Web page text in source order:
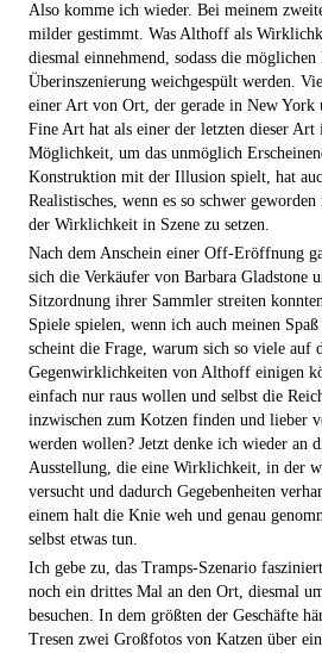
Also komme ich wieder. Bei meinem
milder gestimmt. Was Althoff als
diesmal einnehmend, sodass die
Überinszenierung weichgespült werden.
einer Art von Ort, der gerade in New York
Fine Art hat als einer der letzten dieser Art
Möglichkeit, um das unmöglich
Kon­struktion mit der Illusion spielt, hat
Realistisches, wenn es so schwer
der Wirklichkeit in Szene zu setzen.
Nach dem Anschein einer Off-Eröffnung
sich die Verkäufer von Barbara Gladstone
Sitzordnung ihrer Sammler streiten
Spiele spielen, wenn ich auch meinen
scheint die Frage, warum sich so viele auf
Gegenwirklichkeiten von Althoff einigen
einfach nur raus wollen und selbst die
inzwischen zum Kotzen finden und lieber
werden wollen? Jetzt denke ich wieder an
Ausstellung, die eine Wirklichkeit, in der
versucht und dadurch Gegebenheiten
einem halt die Knie weh und genau
selbst etwas tun.
Ich gebe zu, das Tramps-Szenario
noch ein drittes Mal an den Ort, diesmal
besuchen. In dem größten der Geschäfte
Tresen zwei Großfotos von Katzen über